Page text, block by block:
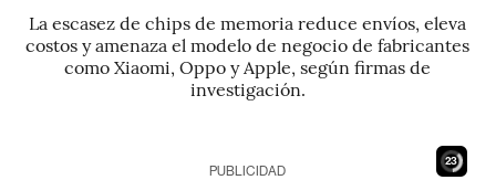
La escasez de chips de memoria reduce envíos, eleva
costos y amenaza el modelo de negocio de fabricantes
como Xiaomi, Oppo y Apple, según firmas de
investigación.
22
PUBLICIDAD